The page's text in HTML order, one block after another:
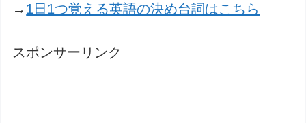
→ 1日1つ覚える英語の決め台詞はこちら
スポンサーリンク